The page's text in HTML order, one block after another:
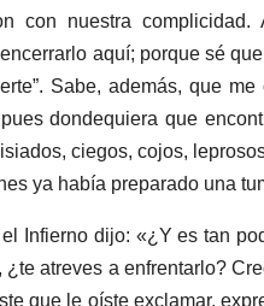
con nuestra
aquí; porque sé
Sabe, además, que
dondequiera que
ciegos, cojos,
ya había preparado una
Infierno dijo: «¿Y es tan
¿te atreves a enfrentarlo?
que le oíste exclamar,